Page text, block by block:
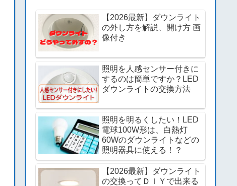
【2026最新】ダウンライト
の外し方を解説、開け方 画
像付き
照明を人感センサー付きに
するのは簡単ですか？LED
ダウンライトの交換方法
照明を明るくしたい！LED
電球100W形は、白熱灯
60Wのダウンライトなどの
照明器具に使える！？
【2026最新】ダウンライト
の交換ってＤＩＹで出来る